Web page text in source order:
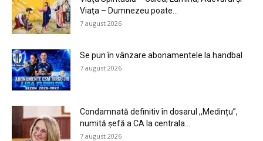
Viaţa – Dumnezeu poate...
7 august 2026
Se pun în vânzare abonamentele la handbal
7 august 2026
Condamnată definitiv în dosarul ,,Medințu”,
numită șefă a CA la centrala...
7 august 2026